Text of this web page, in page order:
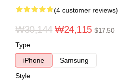
(4 customer reviews)
₩30,144 ₩24,115 $17.50
Type
iPhone
Samsung
Style